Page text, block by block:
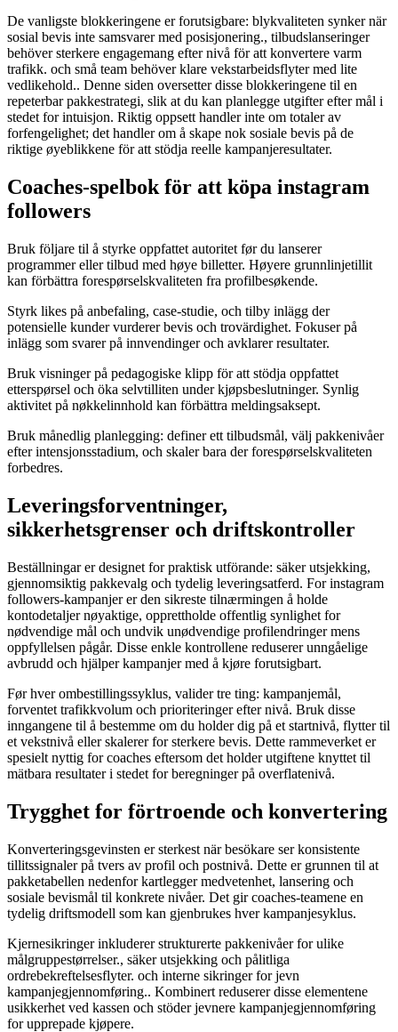
De vanligste blokkeringene er forutsigbare: blykvaliteten synker när
sosial bevis inte samsvarer med posisjonering., tilbudslanseringer
behöver sterkere engagemang efter nivå för att konvertere varm
trafikk. och små team behöver klare vekstarbeidsflyter med lite
vedlikehold.. Denne siden oversetter disse blokkeringene til en
repeterbar pakkestrategi, slik at du kan planlegge utgifter efter mål i
stedet for intuisjon. Riktig oppsett handler inte om totaler av
forfengelighet; det handler om å skape nok sosiale bevis på de
riktige øyeblikkene för att stödja reelle kampanjeresultater.
Coaches-spelbok för att köpa instagram
followers
Bruk följare til å styrke oppfattet autoritet før du lanserer
programmer eller tilbud med høye billetter. Høyere grunnlinjetillit
kan förbättra forespørselskvaliteten fra profilbesøkende.
Styrk likes på anbefaling, case-studie, och tilby inlägg der
potensielle kunder vurderer bevis och trovärdighet. Fokuser på
inlägg som svarer på innvendinger och avklarer resultater.
Bruk visninger på pedagogiske klipp för att stödja oppfattet
etterspørsel och öka selvtilliten under kjøpsbeslutninger. Synlig
aktivitet på nøkkelinnhold kan förbättra meldingsaksept.
Bruk månedlig planlegging: definer ett tilbudsmål, välj pakkenivåer
efter intensjonsstadium, och skaler bara der forespørselskvaliteten
forbedres.
Leveringsforventninger,
sikkerhetsgrenser och driftskontroller
Beställningar er designet for praktisk utförande: säker utsjekking,
gjennomsiktig pakkevalg och tydelig leveringsatferd. For instagram
followers-kampanjer er den sikreste tilnærmingen å holde
kontodetaljer nøyaktige, opprettholde offentlig synlighet for
nødvendige mål och undvik unødvendige profilendringer mens
oppfyllelsen pågår. Disse enkle kontrollene reduserer unngåelige
avbrudd och hjälper kampanjer med å kjøre forutsigbart.
Før hver ombestillingssyklus, valider tre ting: kampanjemål,
forventet trafikkvolum och prioriteringer efter nivå. Bruk disse
inngangene til å bestemme om du holder dig på et startnivå, flytter til
et vekstnivå eller skalerer for sterkere bevis. Dette rammeverket er
spesielt nyttig for coaches eftersom det holder utgiftene knyttet til
mätbara resultater i stedet for beregninger på overflatenivå.
Trygghet for förtroende och konvertering
Konverteringsgevinsten er sterkest när besökare ser konsistente
tillitssignaler på tvers av profil och postnivå. Dette er grunnen til at
pakketabellen nedenfor kartlegger medvetenhet, lansering och
sosiale bevismål til konkrete nivåer. Det gir coaches-teamene en
tydelig driftsmodell som kan gjenbrukes hver kampanjesyklus.
Kjernesikringer inkluderer strukturerte pakkenivåer for ulike
målgruppestørrelser., säker utsjekking och pålitliga
ordrebekreftelsesflyter. och interne sikringer for jevn
kampanjegjennomføring.. Kombinert reduserer disse elementene
usikkerhet ved kassen och stöder jevnere kampanjegjennomføring
for upprepade kjøpere.